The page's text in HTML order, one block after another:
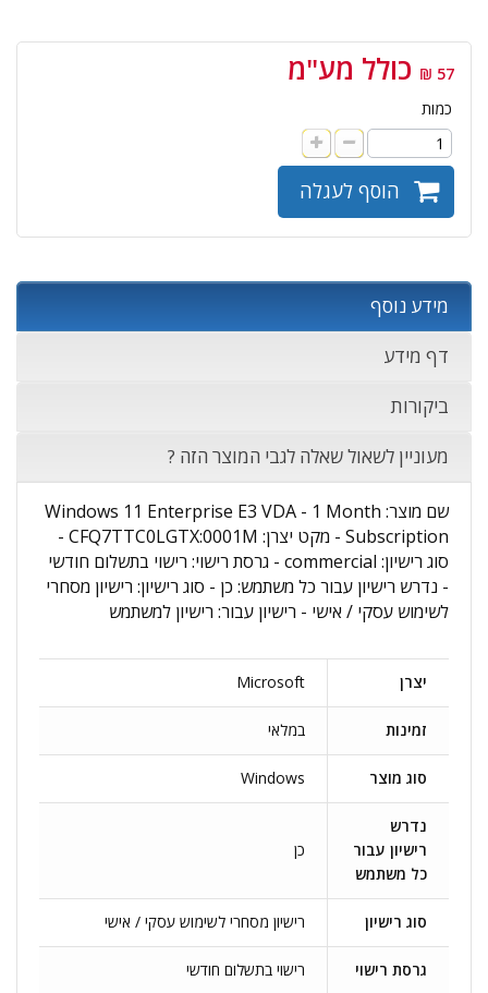
57 ₪ כולל מע"מ
כמות
הוסף לעגלה
מידע נוסף
דף מידע
ביקורות
מעוניין לשאול שאלה לגבי המוצר הזה ?
שם מוצר: Windows 11 Enterprise E3 VDA - 1 Month
Subscription - מקט יצרן: CFQ7TTC0LGTX:0001M -
סוג רישיון: commercial - גרסת רישוי: רישוי בתשלום חודשי
- נדרש רישיון עבור כל משתמש: כן - סוג רישיון: רישיון מסחרי
לשימוש עסקי / אישי - רישיון עבור: רישיון למשתמש
יצרן Microsoft
זמינות במלאי
סוג מוצר Windows
נדרש
רישיון עבור
כל משתמש
כן
סוג רישיון רישיון מסחרי לשימוש עסקי / אישי
גרסת רישוי רישוי בתשלום חודשי